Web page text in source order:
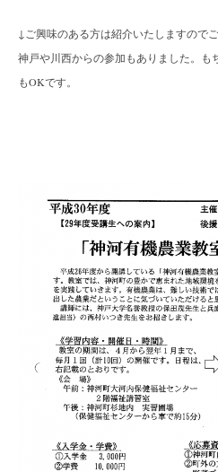
↓ご興味のある方は紹介いたしますので
神戸や川西からの参加もありました。
も
もOKです。